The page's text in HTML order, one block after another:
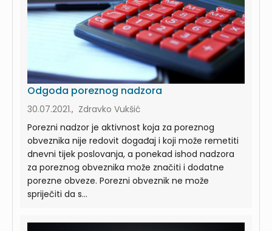
Odgoda poreznog nadzora
30.07.2021., Zdravko Vukšić
Porezni nadzor je aktivnost koja za poreznog
obveznika nije redovit događaj i koji može remetiti
dnevni tijek poslovanja, a ponekad ishod nadzora
za poreznog obveznika može značiti i dodatne
porezne obveze. Porezni obveznik ne može
spriječiti da s...